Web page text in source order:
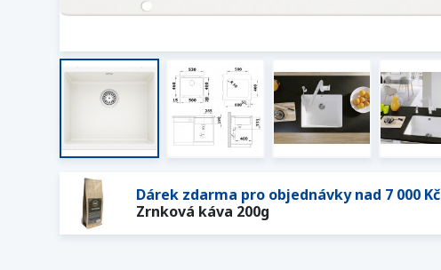
Dárek zdarma pro objednávky nad 7 000 Kč
Zrnková káva 200g